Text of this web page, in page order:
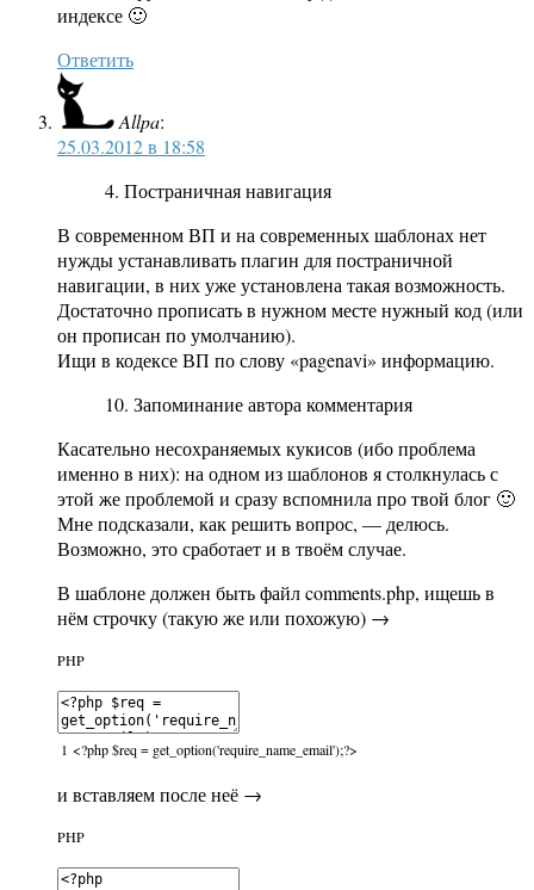
индексе 🙂
Ответить
Allpa:
25.03.2012 в 18:58
4. Постраничная навигация
В современном ВП и на современных шаблонах нет
нужды устанавливать плагин для постраничной
навигации, в них уже установлена такая возможность.
Достаточно прописать в нужном месте нужный код (или
он прописан по умолчанию).
Ищи в кодексе ВП по слову «pagenavi» информацию.
10. Запоминание автора комментария
Касательно несохраняемых кукисов (ибо проблема
именно в них): на одном из шаблонов я столкнулась с
этой же проблемой и сразу вспомнила про твой блог 🙂
Мне подсказали, как решить вопрос, — делюсь.
Возможно, это сработает и в твоём случае.
В шаблоне должен быть файл comments.php, ищешь в
нём строчку (такую же или похожую) →
PHP
1 <?php$req = get_option('require_name_email');?>
и вставляем после неё →
PHP